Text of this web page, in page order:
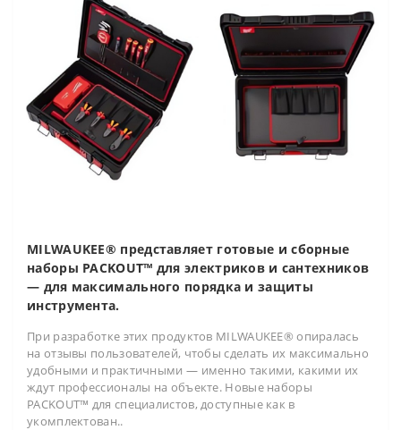
MILWAUKEE® представляет готовые и сборные
наборы PACKOUT™ для электриков и сантехников
— для максимального порядка и защиты
инструмента.
При разработке этих продуктов MILWAUKEE® опиралась
на отзывы пользователей, чтобы сделать их максимально
удобными и практичными — именно такими, какими их
ждут профессионалы на объекте. Новые наборы
PACKOUT™ для специалистов, доступные как в
укомплектован..